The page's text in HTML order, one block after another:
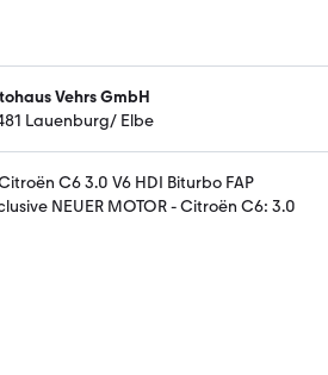
Vehrs GmbH
Lauenburg/ Elbe